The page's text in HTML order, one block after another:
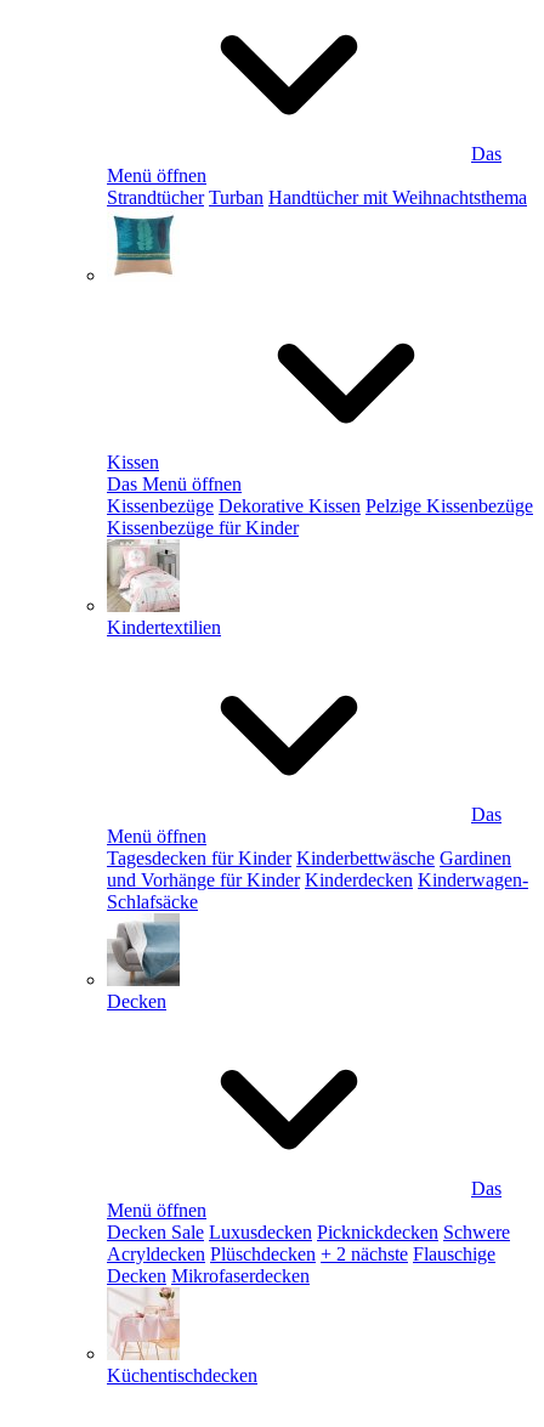
Das
Menü öffnen
Strandtücher Turban Handtücher mit Weihnachtsthema
Kissen
Das Menü öffnen
Kissenbezüge Dekorative Kissen Pelzige Kissenbezüge
Kissenbezüge für Kinder
Kindertextilien
Das
Menü öffnen
Tagesdecken für Kinder Kinderbettwäsche Gardinen
und Vorhänge für Kinder Kinderdecken Kinderwagen-
Schlafsäcke
Decken
Das
Menü öffnen
Decken Sale Luxusdecken Picknickdecken Schwere
Acryldecken Plüschdecken + 2 nächste Flauschige
Decken Mikrofaserdecken
Küchentischdecken